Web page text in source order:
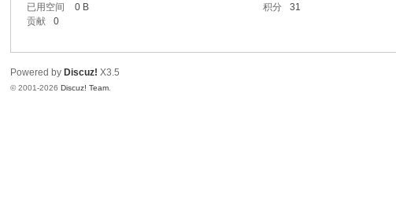
已用空间
0 B 积分 31
贡献
0
Powered by Discuz! X3.5
© 2001-2026Discuz! Team